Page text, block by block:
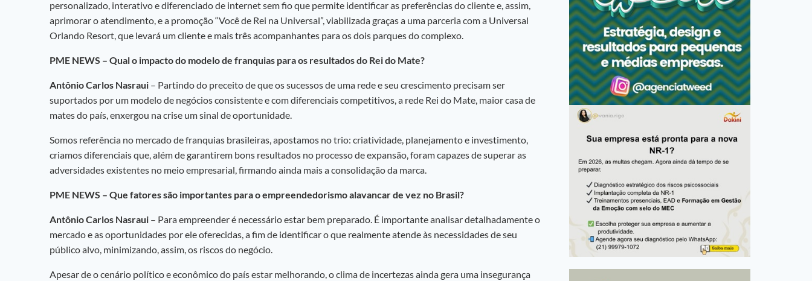
personalizado, interativo e diferenciado de internet sem fio que permite identificar as preferências do cliente e, assim,
aprimorar o atendimento, e a promoção “Você de Rei na Universal”, viabilizada graças a uma parceria com a Universal
Orlando Resort, que levará um cliente e mais três acompanhantes para os dois parques do complexo.
PME NEWS – Qual o impacto do modelo de franquias para os resultados do Rei do Mate?
Antônio Carlos Nasraui – Partindo do preceito de que os sucessos de uma rede e seu crescimento precisam ser
suportados por um modelo de negócios consistente e com diferenciais competitivos, a rede Rei do Mate, maior casa de
mates do país, enxergou na crise um sinal de oportunidade.
Somos referência no mercado de franquias brasileiras, apostamos no trio: criatividade, planejamento e investimento,
criamos diferenciais que, além de garantirem bons resultados no processo de expansão, foram capazes de superar as
adversidades existentes no meio empresarial, firmando ainda mais a consolidação da marca.
PME NEWS – Que fatores são importantes para o empreendedorismo alavancar de vez no Brasil?
Antônio Carlos Nasraui – Para empreender é necessário estar bem preparado. É importante analisar detalhadamente o
mercado e as oportunidades por ele oferecidas, a fim de identificar o que realmente atende às necessidades de seu
público alvo, minimizando, assim, os riscos do negócio.
Apesar de o cenário político e econômico do país estar melhorando, o clima de incertezas ainda gera uma insegurança